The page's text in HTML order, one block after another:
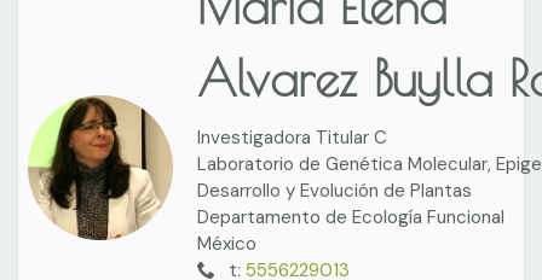
Alvarez Buylla
Investigadora Titular C
Laboratorio de Genética Molecular,
Desarrollo y Evolución de Plantas
Departamento de Ecología Funcional
México
t:5556229013